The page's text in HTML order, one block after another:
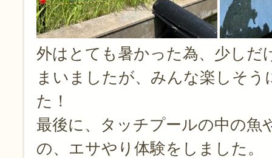
外はとても暑かった為、少しだ
まいましたが、みんな楽しそ
た！
最後に、タッチプールの中の魚
の、エサやり体験をしました。